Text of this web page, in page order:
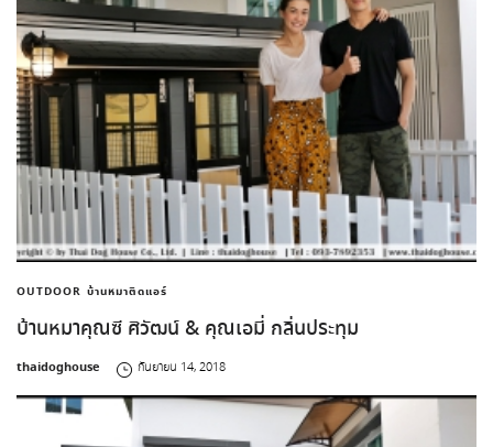
OUTDOOR บ้านหมาติดแอร์
บ้านหมาคุณซี ศิวัฒน์ & คุณเอมี่ กลิ่นประทุม
by
thaidoghouse กันยายน 14, 2018